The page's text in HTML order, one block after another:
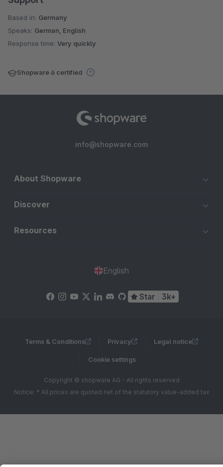
Based in: Germany
Speaks: German, English
Response time: Very quickly
Shopware 6 certified
info@shopware.com
About Shopware
Discover
Resources
English
Star 3k+
Terms & Conditions Privacy Legal notice
Cookie settings
Copyright © shopware AG - All rights reserved
Notice: * All prices are quoted net of the statutory value-added tax